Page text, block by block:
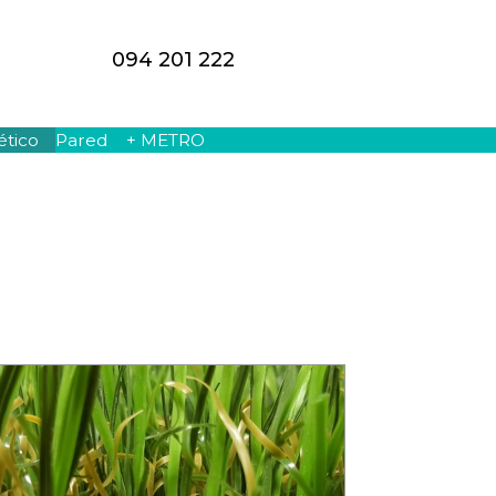
094 201 222
Pared + METRO